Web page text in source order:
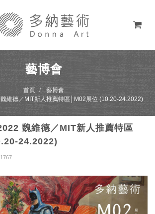
線上藝廊
EN
藝博會
首頁
藝博會
維德／MIT新人推薦特區│M02展位 (10.20-24.2022)
魏維德／MIT新人推薦特區
24.2022)
1767